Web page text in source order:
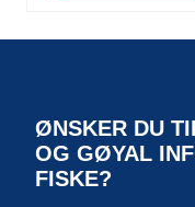
ØNSKER DU
OG GØYAL
FISKE?